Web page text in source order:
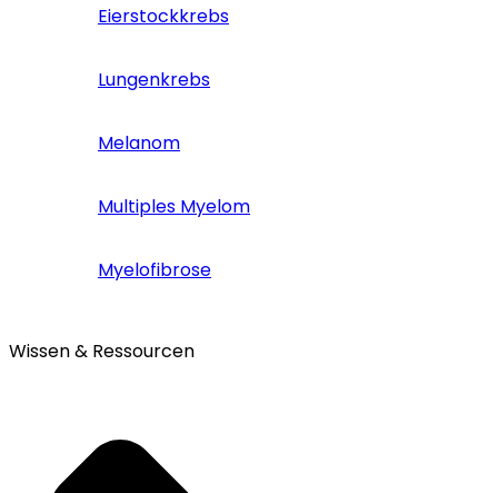
Eierstockkrebs
Lungenkrebs
Melanom
Multiples Myelom
Myelofibrose
Wissen & Ressourcen